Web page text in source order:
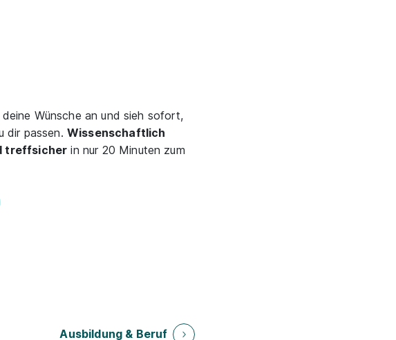
Wünsche an und sieh sofort,
dir passen. Wissenschaftlich
treffsicher in nur 20 Minuten zum
Ausbildung & Beruf